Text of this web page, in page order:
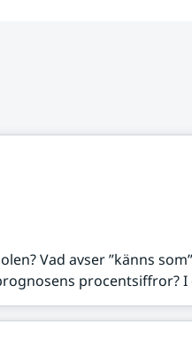
Vad avser ”känns
procentsiffror? I